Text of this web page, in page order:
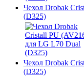
Чехол Drobak
(D325)
Чехол Drobak
(D325)